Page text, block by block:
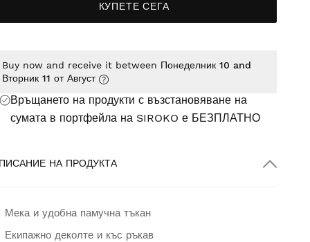
КУПЕТЕ СЕГА
Връщането на продукти с възстановяване на
сумата в портфейла на SIROKO е БЕЗПЛАТНО
Buy now and receive it between Понеделник 10 and
Вторник 11 от Август
НА ПРОДУКТА
Мека и удобна памучна тъкан
Екипажно деколте и къс ръкав